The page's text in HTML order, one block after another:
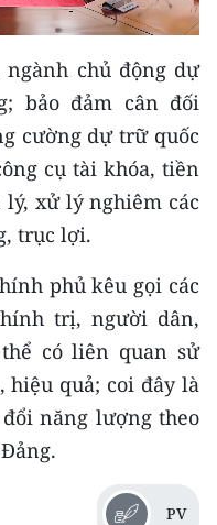
ngành chủ động dự
bảo đảm cân đối
cường dự trữ quốc
cụ tài khóa, tiền
xử lý nghiêm các
trục lợi.
phủ kêu gọi các
trị, người dân,
có liên quan sử
quả; coi đây là
năng lượng theo
PV